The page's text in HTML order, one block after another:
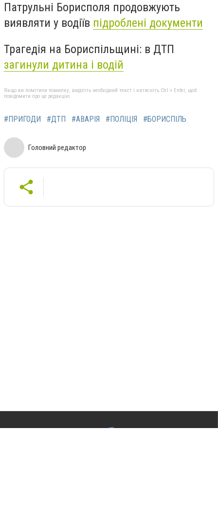
Патрульні Борисполя продовжують
виявляти у водіїв підроблені документи
Трагедія на Бориспільщині: в ДТП
загинули дитина і водій
Якщо ви помітили помилку, виділіть необхідний текст і натисніть Ctrl + Enter, щоб
повідомити про це редакцію
#ПРИГОДИ #ДТП #АВАРІЯ #ПОЛІЦІЯ #БОРИСПІЛЬ
Головний редактор